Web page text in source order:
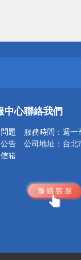
心！
心！
中心
題
告
箱
聯絡我們
服務時間： 週一
公司地址： 台北